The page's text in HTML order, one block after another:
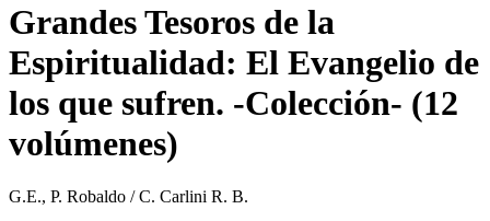
Grandes Tesoros de la
Espiritualidad: El Evangelio de
los que sufren. -Colección- (12
volúmenes)
G.E., P. Robaldo / C. Carlini R. B.